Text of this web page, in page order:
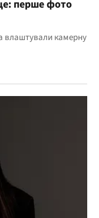
перше фото
влаштували камерну